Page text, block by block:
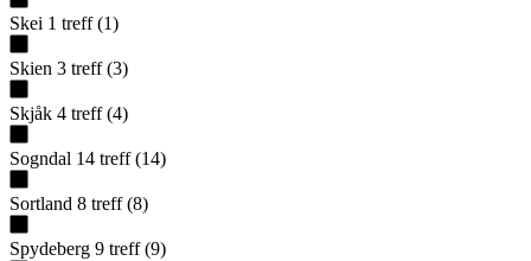
Skei 1 treff (1)
Skien 3 treff (3)
Skjåk 4 treff (4)
Sogndal 14 treff (14)
Sortland 8 treff (8)
Spydeberg 9 treff (9)